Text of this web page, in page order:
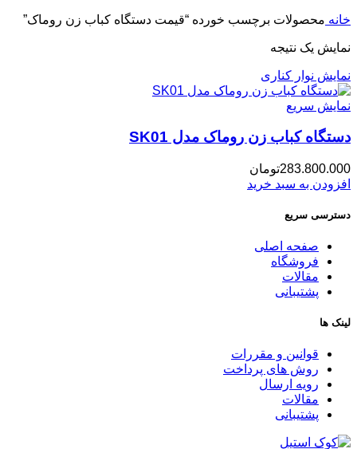
خانه محصولات برچسب خورده “قیمت دستگاه کباب زن روماک”
نمایش یک نتیجه
نمایش نوار کناری
نمایش سریع
دستگاه کباب زن روماک مدل SK01
283.800.000تومان
افزودن به سبد خرید
دسترسی سریع
صفحه اصلی
فروشگاه
مقالات
پشتیبانی
لینک ها
قوانین و مقررات
روش های پرداخت
رویه ارسال
مقالات
پشتیبانی